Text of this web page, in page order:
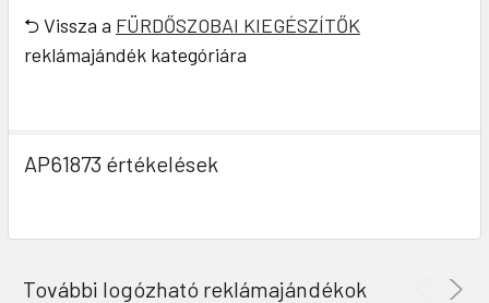
⮌ Vissza a FÜRDŐSZOBAI KIEGÉSZÍTŐK
reklámajándék kategóriára
AP61873 értékelések
További logózható reklámajándékok